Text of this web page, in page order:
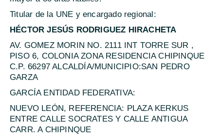
Titular de la UNE y encargado regional:
HÉCTOR JESÚS RODRIGUEZ HIRACHETA
AV. GOMEZ MORIN NO. 2111 INT TORRE SUR ,
PISO 6, COLONIA ZONA RESIDENCIA CHIPINQUE
C.P. 66297 ALCALDÍA/MUNICIPIO:SAN PEDRO
GARZA
GARCÍA ENTIDAD FEDERATIVA:
NUEVO LEÓN, REFERENCIA: PLAZA KERKUS
ENTRE CALLE SOCRATES Y CALLE ANTIGUA
CARR. A CHIPINQUE